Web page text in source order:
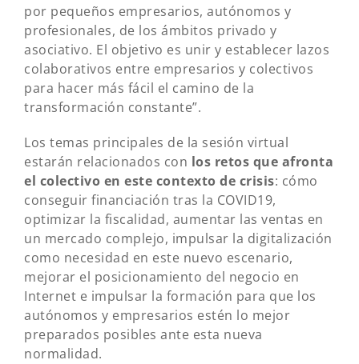
por pequeños empresarios, autónomos y
profesionales, de los ámbitos privado y
asociativo. El objetivo es unir y establecer lazos
colaborativos entre empresarios y colectivos
para hacer más fácil el camino de la
transformación constante”.
Los temas principales de la sesión virtual
estarán relacionados con los retos que afronta
el colectivo en este contexto de crisis: cómo
conseguir financiación tras la COVID19,
optimizar la fiscalidad, aumentar las ventas en
un mercado complejo, impulsar la digitalización
como necesidad en este nuevo escenario,
mejorar el posicionamiento del negocio en
Internet e impulsar la formación para que los
autónomos y empresarios estén lo mejor
preparados posibles ante esta nueva
normalidad.